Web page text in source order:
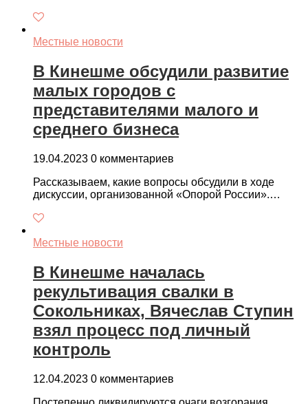
Местные новости
В Кинешме обсудили развитие
малых городов с
представителями малого и
среднего бизнеса
19.04.2023 0 комментариев
Рассказываем, какие вопросы обсудили в ходе
дискуссии, организованной «Опорой России».…
Местные новости
В Кинешме началась
рекультивация свалки в
Сокольниках, Вячеслав Ступин
взял процесс под личный
контроль
12.04.2023 0 комментариев